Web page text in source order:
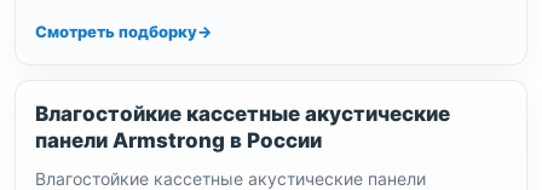
Смотреть подборку
Влагостойкие кассетные акустические
панели Armstrong в России
Влагостойкие кассетные акустические панели